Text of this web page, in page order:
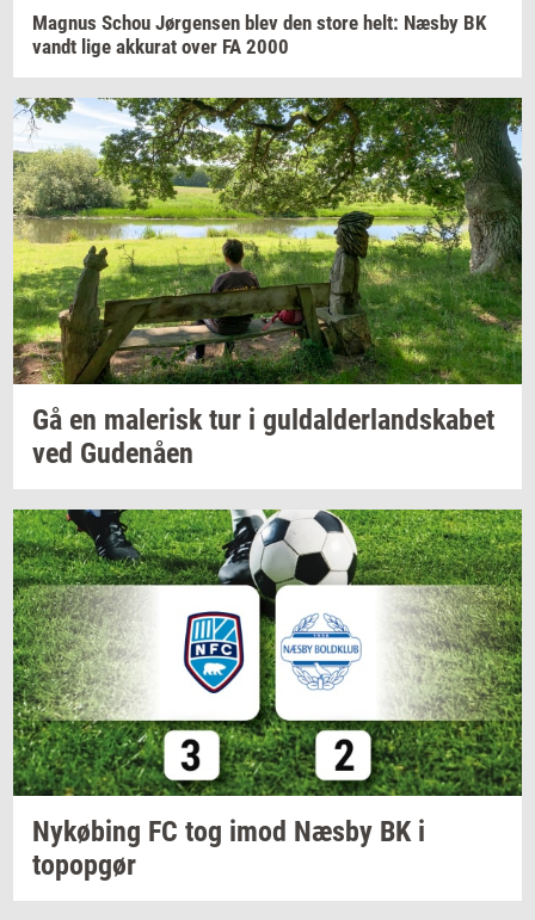
Magnus Schou Jør­gen­sen blev den store helt: Næsby BK
vandt lige ak­ku­rat over FA 2000
Gå en ma­le­risktur i gul­dal­der­land­ska­bet
ved Gu­denå­en
Ny­kø­bing FC tog imod Næsby BK i
topop­gør